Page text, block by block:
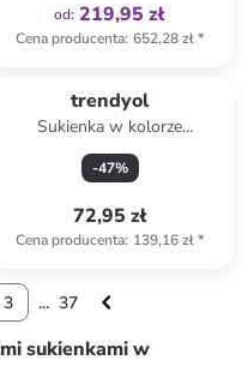
od: 219,95 zł
Cena producenta: 652,28 zł*
trendyol
Sukienka w kolorze
antracytowym
-47%
72,95 zł
Cena producenta: 139,16 zł*
3 ... 37
sukienkami w